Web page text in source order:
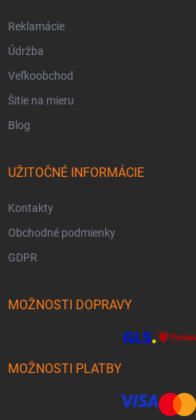
Reklamácie
Údržba
Veľkoobchod
Šitie na mieru
Blog
UŽITOČNÉ INFORMÁCIE
Kontakty
Obchodné podmienky
GDPR
MOŽNOSTI DOPRAVY
MOŽNOSTI PLATBY